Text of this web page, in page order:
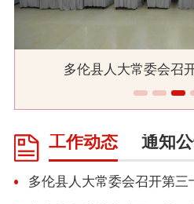
多伦县人大常委会召
工作动态 通知
多伦县人大常委会召开第三